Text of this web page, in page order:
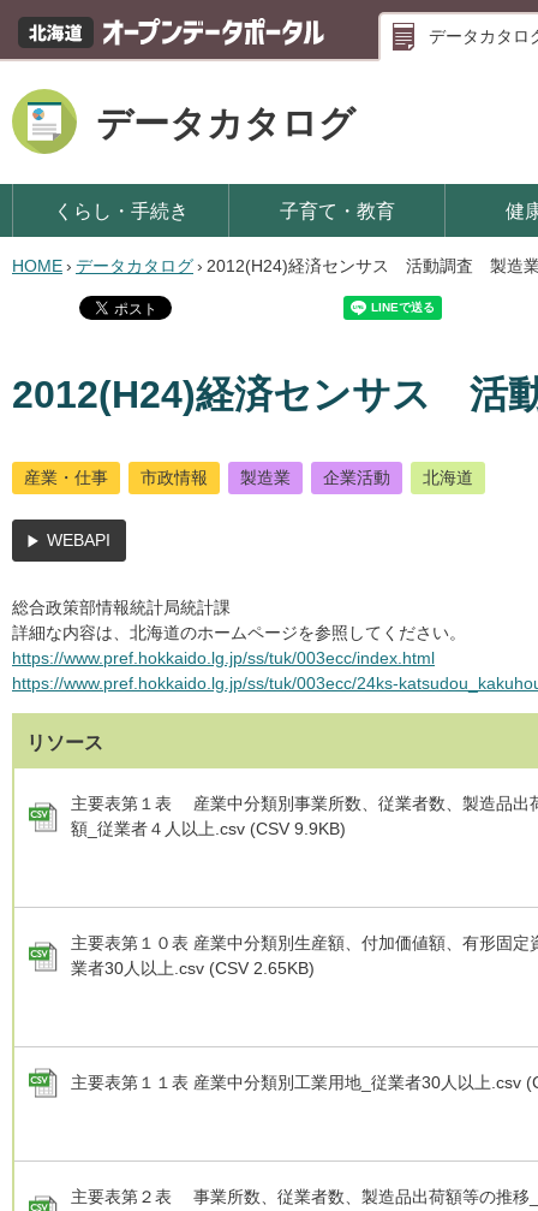
データカタロ
データカタログ
くらし・手続き 子育て・教育 健
HOME› データカタログ› 2012(H24)経済センサス 活動調査 製造
2012(H24)経済センサス 活
産業・仕事 市政情報 製造業 企業活動 北海道
WEBAPI
総合政策部情報統計局統計課
詳細な内容は、北海道のホームページを参照してください。
https://www.pref.hokkaido.lg.jp/ss/tuk/003ecc/index.html
https://www.pref.hokkaido.lg.jp/ss/tuk/003ecc/24ks-
リソース
主要表第１表 産業中分類別事業所数、従業者数、製造品出
額_従業者４人以上.csv (CSV 9.9KB)
主要表第１０表 産業中分類別生産額、付加価値額、有形固定
業者30人以上.csv (CSV 2.65KB)
主要表第１１表 産業中分類別工業用地_従業者30人以上.csv
主要表第２表 事業所数、従業者数、製造品出荷額等の推移